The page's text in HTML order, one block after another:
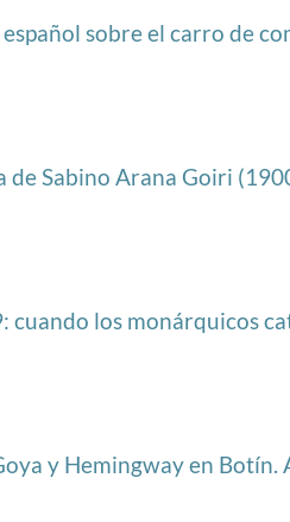
sobre el carro de
de Sabino Arana Goiri
cuando los monárquicos
y Hemingway en Botín.